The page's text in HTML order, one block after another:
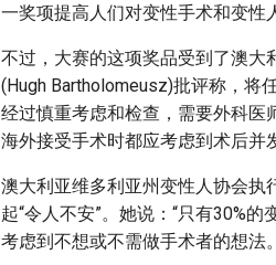
一奖项提高人们对变性手术和变性
不过，大赛的这项奖品受到了澳大
(Hugh Bartholomeusz)批评称，将
经过慎重考虑和检查，需要外科医
海外接受手术时都应考虑到术后并
澳大利亚维多利亚州变性人协会执
起“令人不安”。她说：“只有30%
考虑到不想或不需做手术者的想法